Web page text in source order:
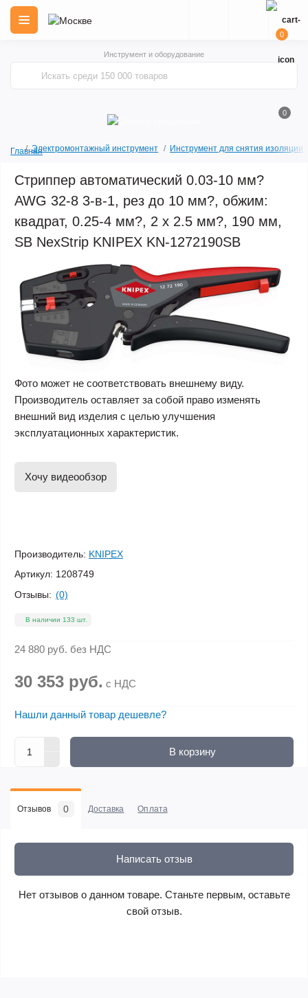
Инструмент и оборудование
0
0
ГлавнаяЭлектромонтажный инструмент Инструмент для снятия изоляции
Стриппер автоматический 0.03-10 мм?
AWG 32-8 3-в-1, рез до 10 мм?, обжим:
квадрат, 0.25-4 мм?, 2 х 2.5 мм?, 190 мм,
SB NexStrip KNIPEX KN-1272190SB
Фото может не соответствовать внешнему виду.
Производитель оставляет за собой право изменять
внешний вид изделия с целью улучшения
эксплуатационных характеристик.
Хочу видеообзор
Производитель: KNIPEX
Артикул: 1208749
Отзывы: (0)
В наличии 133 шт.
24 880 руб. без НДС
30 353 руб. с НДС
Нашли данный товар дешевле?
В корзину
Отзывов 0 Доставка Оплата
Написать отзыв
Нет отзывов о данном товаре. Станьте первым, оставьте
свой отзыв.